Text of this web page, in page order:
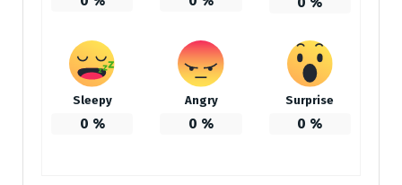
Sleepy
0 %
Angry
0 %
Surprise
0 %